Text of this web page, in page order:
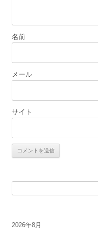
名前
メール
サイト
索:
2026年8月